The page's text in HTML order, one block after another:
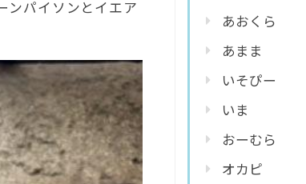
ンパイソンとイエア
あおくら
あまま
いそぴー
いま
おーむら
オカピ